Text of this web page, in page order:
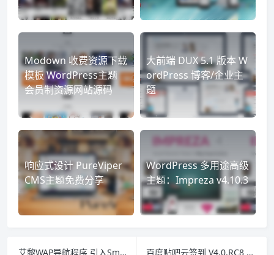
Modown 收费资源下载
模板 WordPress主题
会员制资源网站源码
大前端 DUX 5.1 版本 W
ordPress 博客/企业主
题
响应式设计 PureViper
CMS主题免费分享
WordPress 多用途高级
主题：Impreza v4.10.3
艾黎WAP导航程序 引入Smarty模板引擎 集成爱特文件管理
百度贴吧云签到 V4.0.RC8 云灌水+点赞+封禁+删帖+审查 实现贴吧全自动签到